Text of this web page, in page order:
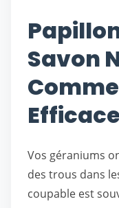
Savon
Vos géraniums
des trous dans
coupable est